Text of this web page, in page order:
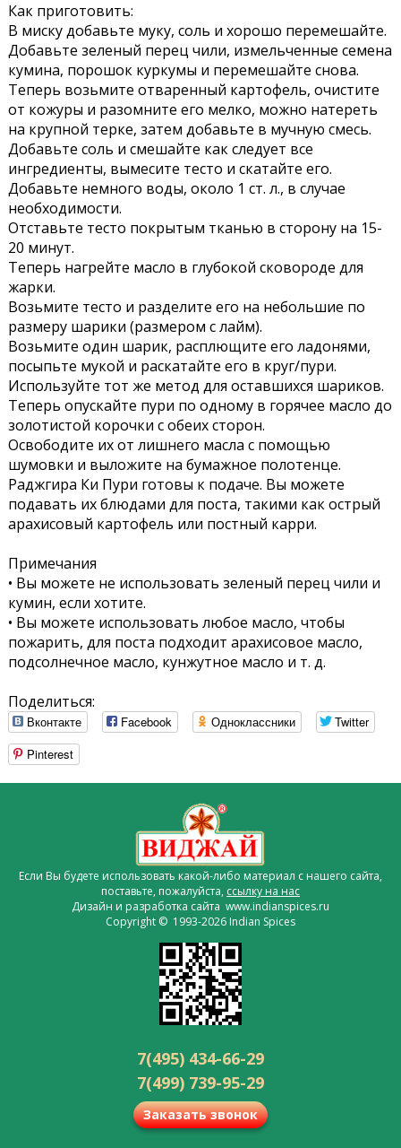
Как приготовить:
В миску добавьте муку, соль и хорошо перемешайте.
Добавьте зеленый перец чили, измельченные семена
кумина, порошок куркумы и перемешайте снова.
Теперь возьмите отваренный картофель, очистите
от кожуры и разомните его мелко, можно натереть
на крупной терке, затем добавьте в мучную смесь.
Добавьте соль и смешайте как следует все
ингредиенты, вымесите тесто и скатайте его.
Добавьте немного воды, около 1 ст. л., в случае
необходимости.
Отставьте тесто покрытым тканью в сторону на 15-
20 минут.
Теперь нагрейте масло в глубокой сковороде для
жарки.
Возьмите тесто и разделите его на небольшие по
размеру шарики (размером с лайм).
Возьмите один шарик, расплющите его ладонями,
посыпьте мукой и раскатайте его в круг/пури.
Используйте тот же метод для оставшихся шариков.
Теперь опускайте пури по одному в горячее масло до
золотистой корочки с обеих сторон.
Освободите их от лишнего масла с помощью
шумовки и выложите на бумажное полотенце.
Раджгира Ки Пури готовы к подаче. Вы можете
подавать их блюдами для поста, такими как острый
арахисовый картофель или постный карри.
Примечания
• Вы можете не использовать зеленый перец чили и
кумин, если хотите.
• Вы можете использовать любое масло, чтобы
пожарить, для поста подходит арахисовое масло,
подсолнечное масло, кунжутное масло и т. д.
Поделиться:
Вконтакте Facebook Одноклассники
Twitter
Pinterest
Если Вы будете использовать какой-либо материал с нашего сайта,
поставьте, пожалуйста, ссылку на нас
Дизайн и разработка сайта www.indianspices.ru
Copyright © 1993-2026 Indian Spices
7(495) 434-66-29
7(499) 739-95-29
Заказать звонок